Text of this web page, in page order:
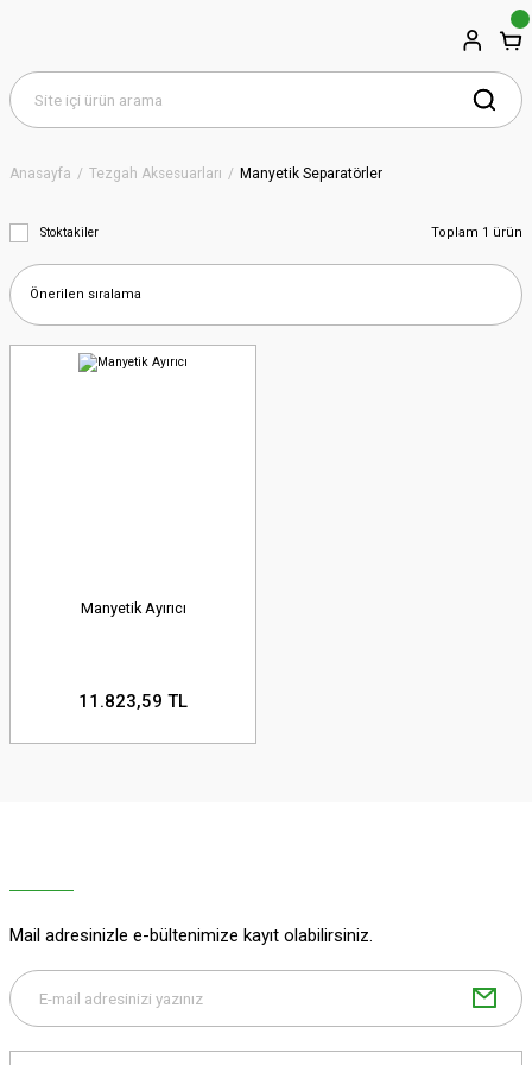
Anasayfa Tezgah Aksesuarları Manyetik Separatörler
Stoktakiler Toplam 1 ürün
Manyetik Ayırıcı
11.823,59 TL
Mail adresinizle e-bültenimize kayıt olabilirsiniz.